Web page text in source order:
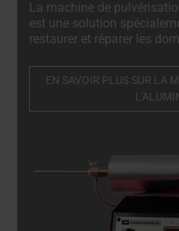
La machine de
est une solution
restaurer et réparer les
rapidement, en toute
total des normes OEM.
EN SAVOIR PLUS SUR LA